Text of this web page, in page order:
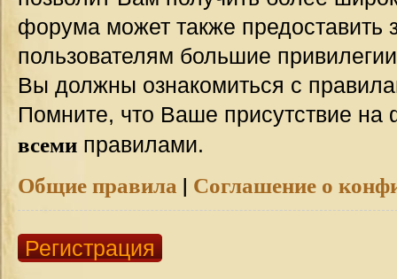
форума может также предоставить
пользователям большие
Вы должны ознакомиться с
Помните, что Ваше присутствие на
всеми правилами.
Общие правила | Соглашение о
Регистрация